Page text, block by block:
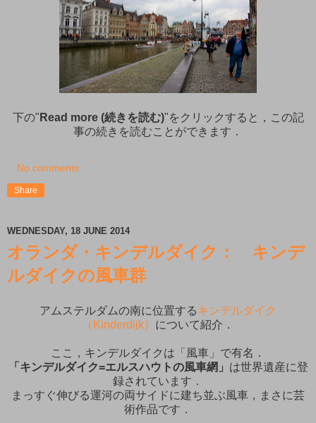
下の" Read more (続きを読む)"をクリックすると，この記
事の続きを読むことができます．
No comments:
Share
WEDNESDAY, 18 JUNE 2014
オランダ・キンデルダイク： キンデ
ルダイクの風車群
アムステルダムの南に位置するキンデルダイク
（Kinderdijk） について紹介．
ここ，キンデルダイクは「風車」で有名．
「キンデルダイク=エルスハウトの風車網」 は世界遺産に登
録されています．
まっすぐ伸びる運河の両サイドに建ち並ぶ風車，まさに芸
術作品です．